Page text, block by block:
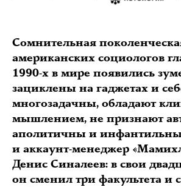
Сомнительная
американских социологов
1990-х в мире появились
зациклены на гаджетах и
многозадачны, обладают
мышлением, не признают
аполитичны и
и аккаунт-менеджер
Денис Синалеев: в свои
он сменил три факультета и